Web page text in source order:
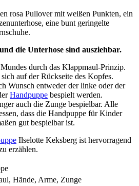
rosa Pullover mit weißen Punkten, ein
eine bunt geringelte
die Unterhose sind ausziehbar.
durch das Klappmaul-Prinzip.
auf der Rückseite des Kopfes.
Wunsch entweder der linke oder der
Handpuppe bespielt werden.
auch die Zunge bespielbar. Alle
dass die Handpuppe für Kinder
gut bespielbar ist.
Ilselotte Keksberg ist hervorragend
erzählen.
Hände, Arme, Zunge